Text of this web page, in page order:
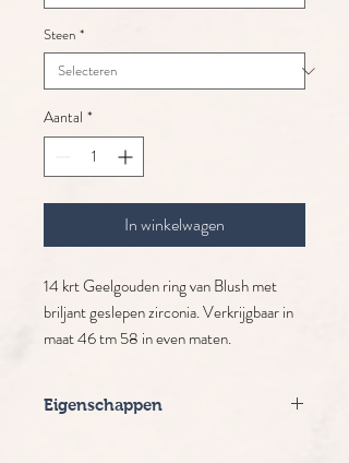
Steen *
Aantal *
In winkelwagen
14 krt Geelgouden ring van Blush met
briljant geslepen zirconia. Verkrijgbaar in
maat 46 tm 58 in even maten.
Eigenschappen